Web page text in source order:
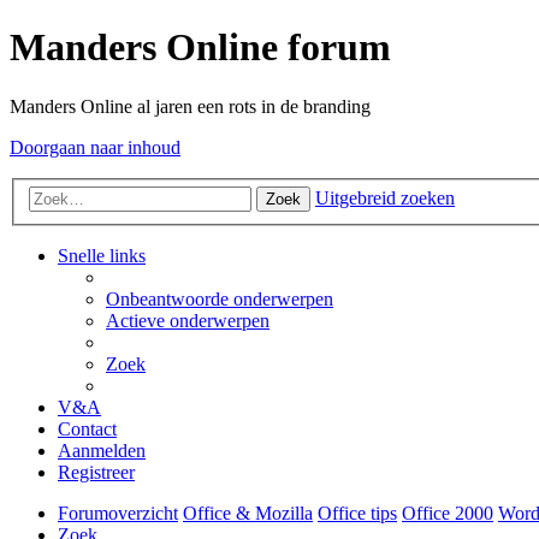
Manders Online forum
Manders Online al jaren een rots in de branding
Doorgaan naar inhoud
Zoek Uitgebreid zoeken
Snelle links
Onbeantwoorde onderwerpen
Actieve onderwerpen
Zoek
V&A
Contact
Aanmelden
Registreer
Forumoverzicht Office & Mozilla Office tips Office 2000